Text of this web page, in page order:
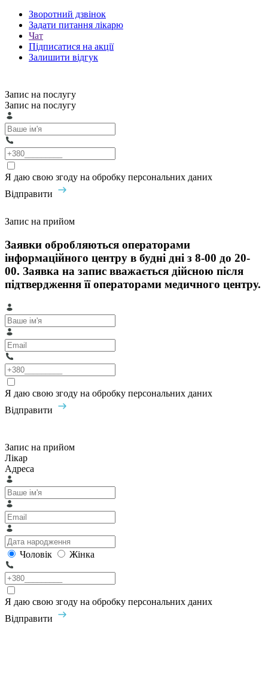
Зворотний дзвінок
Задати питання лікарю
Чат
Підписатися на акції
Залишити відгук
Запис на послугу
Запис на послугу
Я даю свою згоду на обробку персональних даних
Відправити
Запис на прийом
Заявки обробляються операторами
інформаційного центру в будні дні з 8-00 до 20-
00. Заявка на запис вважається дійсною після
підтвердження її операторами медичного центру.
Я даю свою згоду на обробку персональних даних
Відправити
Запис на прийом
Лікар
Адреса
Чоловік Жінка
Я даю свою згоду на обробку персональних даних
Відправити